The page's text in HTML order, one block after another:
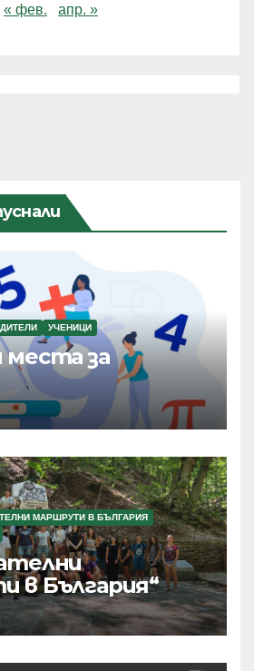
« фев. апр. »
УЧЕНИЦИ
места за
МАРШРУТИ В БЪЛГАРИЯ
в България“